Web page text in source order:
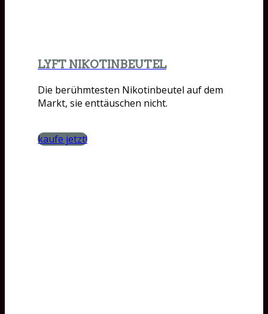
LYFT NIKOTINBEUTEL
Die berühmtesten Nikotinbeutel auf dem
Markt, sie enttäuschen nicht.
kaufe jetzt!